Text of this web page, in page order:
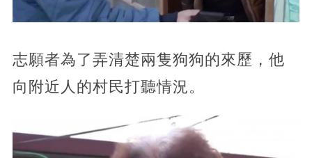
志願者為了弄清楚兩隻狗狗的來歷，他
向附近人的村民打聽情況。